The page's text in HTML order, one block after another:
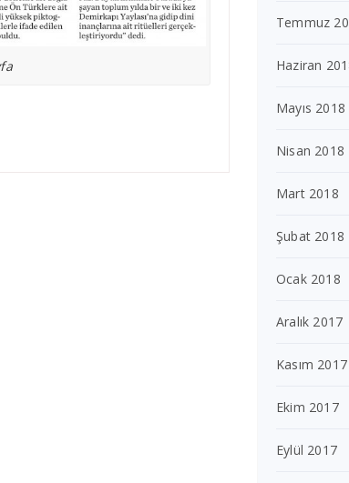
Temmuz
Haziran
Mayıs 2018
Nisan 2018
Mart 2018
Şubat 2018
Ocak 2018
Aralık 2017
Kasım 2017
Ekim 2017
Eylül 2017